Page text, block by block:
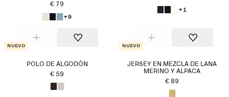
€ 79
+9
+1
Nuevo
POLO DE ALGODÓN
€ 59
Nuevo
JERSEY EN MEZCLA DE LANA
MERINO Y ALPACA
€ 89